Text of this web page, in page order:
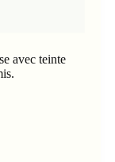
avec teinte